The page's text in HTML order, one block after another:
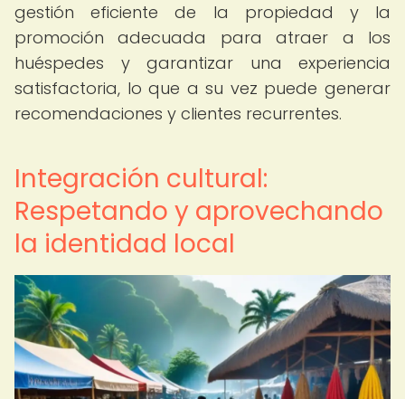
gestión eficiente de la propiedad y la
promoción adecuada para atraer a los
huéspedes y garantizar una experiencia
satisfactoria, lo que a su vez puede generar
recomendaciones y clientes recurrentes.
Integración cultural:
Respetando y aprovechando
la identidad local